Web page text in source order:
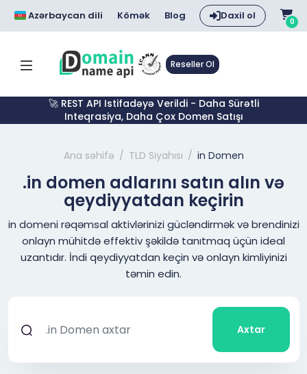
Azərbaycan dili Kömək Blog Daxil ol 0
Reseller Ol
🚀 REST API Istifadəyə Verildi - Daha Sürətli
Inteqrasiya, Daha Çox Domen Satışı
Ana səhifə TLD Siyahısı in Domen
.in domen adlarını satın alın və
qeydiyyatdan keçirin
in domeni rəqəmsal aktivlərinizi gücləndirmək və brendinizi
onlayn mühitdə effektiv şəkildə tanıtmaq üçün ideal
uzantıdır. İndi qeydiyyatdan keçin və onlayn kimliyinizi
təmin edin.
Axtar